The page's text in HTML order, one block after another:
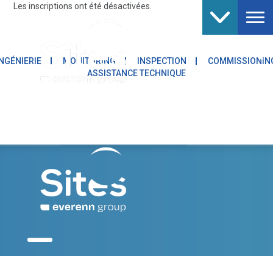
Les inscriptions ont été désactivées.
MONITORING INSPECTION
ASSISTANCE TECHNIQUE